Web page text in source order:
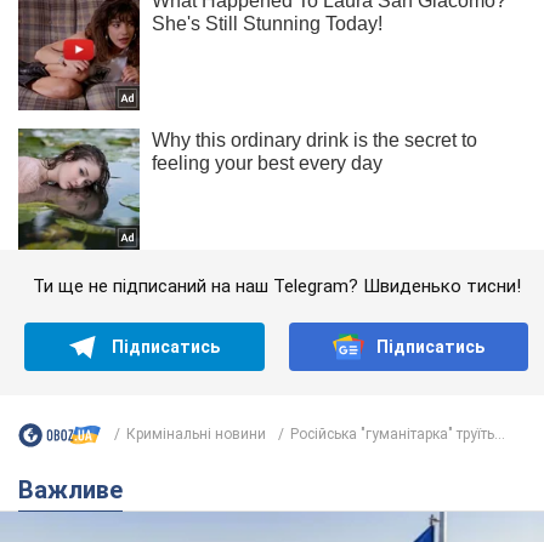
Ти ще не підписаний на наш Telegram? Швиденько тисни!
Підписатись Підписатись
Кримінальні новини Російська "гуманітарка" труїть...
Важливе